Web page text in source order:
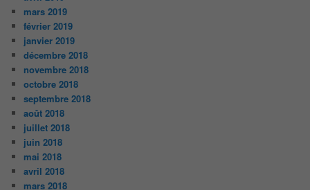
mars 2019
février 2019
janvier 2019
décembre 2018
novembre 2018
octobre 2018
septembre 2018
août 2018
juillet 2018
juin 2018
mai 2018
avril 2018
mars 2018